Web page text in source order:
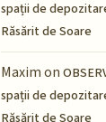
spații de
Răsărit de Soare
Maximon
spații de
Răsărit de Soare